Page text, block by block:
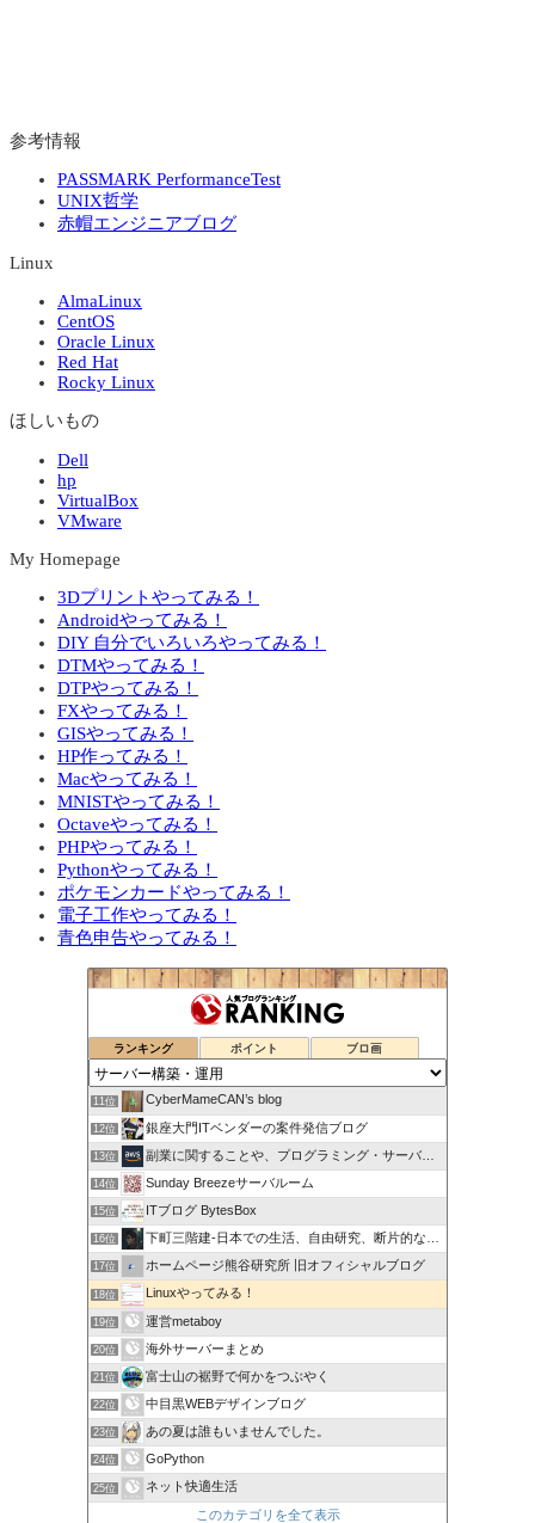
参考情報
PASSMARK PerformanceTest
UNIX哲学
赤帽エンジニアブログ
Linux
AlmaLinux
CentOS
Oracle Linux
Red Hat
Rocky Linux
ほしいもの
Dell
hp
VirtualBox
VMware
My Homepage
3Dプリントやってみる！
Androidやってみる！
DIY 自分でいろいろやってみる！
DTMやってみる！
DTPやってみる！
FXやってみる！
GISやってみる！
HP作ってみる！
Macやってみる！
MNISTやってみる！
Octaveやってみる！
PHPやってみる！
Pythonやってみる！
ポケモンカードやってみる！
電子工作やってみる！
青色申告やってみる！
ランキング ポイント ブロ画
11位 CyberMameCAN’s blog
12位 銀座大門ITベンダーの案件発信ブログ
13位 副業に関することや、プログラミング・サーバー関係
14位 Sunday Breezeサーバルーム
15位 ITブログ BytesBox
16位 下町三階建-日本での生活、自由研究、断片的な思考の記録
17位 ホームページ熊谷研究所 旧オフィシャルブログ
18位 Linuxやってみる！
19位 運営metaboy
20位 海外サーバーまとめ
21位 富士山の裾野で何かをつぶやく
22位 中目黒WEBデザインブログ
23位 あの夏は誰もいませんでした。
24位 GoPython
25位
ネット快適生活
このカテゴリを全て表示